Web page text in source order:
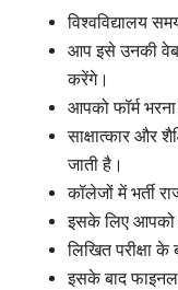
विश्वविद्यालय
आप इसे उनकी
करेंगे।
आपको फॉर्म भरना
साक्षात्कार और
जाती है।
कॉलेजों में भर्ती
इसके लिए आपको
लिखित परीक्षा
इसके बाद फाइनल